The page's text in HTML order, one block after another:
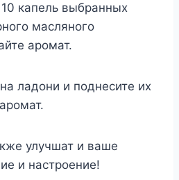
капель выбранных
масляного
аромат.
ладони и поднесите их
улучшат и ваше
и настроение!